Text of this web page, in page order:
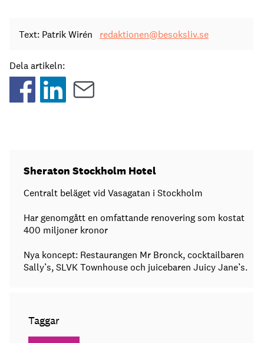
Text: Patrik Wirén redaktionen@besoksliv.se
Dela artikeln:
Sheraton Stockholm Hotel
Centralt beläget vid Vasagatan i Stockholm
Har genomgått en omfattande renovering som kostat
400 miljoner kronor
Nya koncept: Restaurangen Mr Bronck, cocktailbaren
Sally’s, SLVK Townhouse och juicebaren Juicy Jane’s.
Taggar